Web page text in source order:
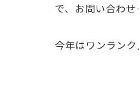
で、お問い合わせ
今年はワンラン